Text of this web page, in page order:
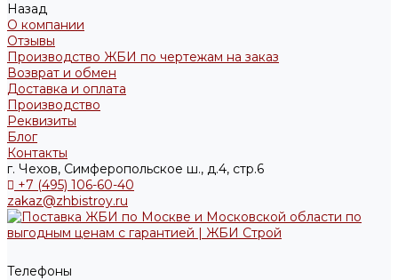
Назад
О компании
Отзывы
Производство ЖБИ по чертежам на заказ
Возврат и обмен
Доставка и оплата
Производство
Реквизиты
Блог
Контакты
г. Чехов, Симферопольское ш., д.4, стр.6
+7 (495) 106-60-40
zakaz@zhbistroy.ru
Телефоны